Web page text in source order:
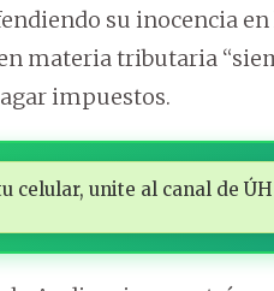
su inocencia
materia tributaria
impuestos.
celular, unite al canal de